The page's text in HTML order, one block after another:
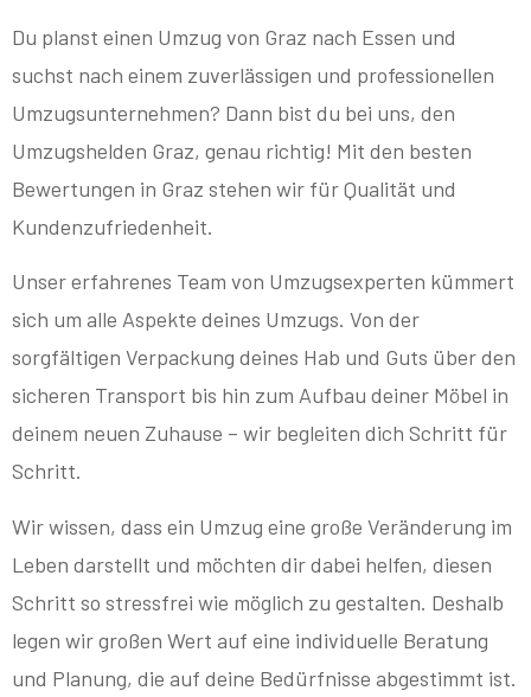
Du planst einen Umzug von Graz nach Essen und
suchst nach einem zuverlässigen und professionellen
Umzugsunternehmen? Dann bist du bei uns, den
Umzugshelden Graz, genau richtig! Mit den besten
Bewertungen in Graz stehen wir für Qualität und
Kundenzufriedenheit.
Unser erfahrenes Team von Umzugsexperten kümmert
sich um alle Aspekte deines Umzugs. Von der
sorgfältigen Verpackung deines Hab und Guts über den
sicheren Transport bis hin zum Aufbau deiner Möbel in
deinem neuen Zuhause – wir begleiten dich Schritt für
Schritt.
Wir wissen, dass ein Umzug eine große Veränderung im
Leben darstellt und möchten dir dabei helfen, diesen
Schritt so stressfrei wie möglich zu gestalten. Deshalb
legen wir großen Wert auf eine individuelle Beratung
und Planung, die auf deine Bedürfnisse abgestimmt ist.